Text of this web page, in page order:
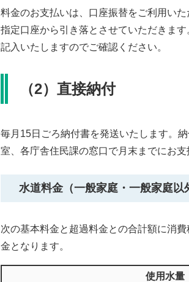
料金のお支払いは、口座振替をご利用い
指定口座から引き落とさせていただきま
記入いたしますのでご確認ください。
（2）直接納付
毎月15日ごろ納付書を発送いたします。
室、各庁舎住民課の窓口で月末までにお支
水道料金（一般家庭・一般家庭
次の基本料金と超過料金との合計額に消
金となります。
使用水量